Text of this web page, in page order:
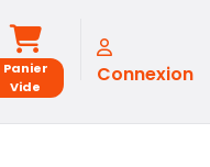
Panier
Vide
Connexion